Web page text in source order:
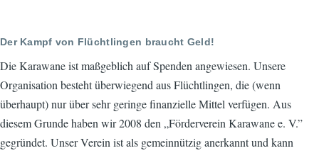
Der Kampf von Flüchtlingen braucht Geld!
Die Karawane ist maßgeblich auf Spenden angewiesen. Unsere
Organisation besteht überwiegend aus Flüchtlingen, die (wenn
überhaupt) nur über sehr geringe finanzielle Mittel verfügen. Aus
diesem Grunde haben wir 2008 den „Förderverein Karawane e. V.”
gegründet. Unser Verein ist als gemeinnützig anerkannt und kann